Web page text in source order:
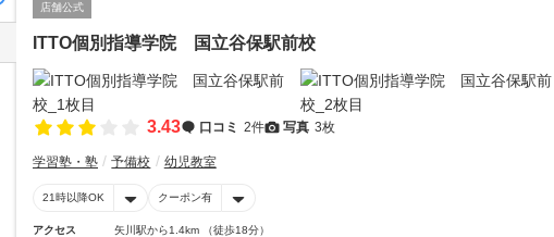
店舗公式
ITTO個別指導学院 国立谷保駅前校
3.43 口コミ 2件 写真 3枚
学習塾・塾 予備校 幼児教室
21時以降OK クーポン有
アクセス
矢川駅から1.4km （徒歩18分）